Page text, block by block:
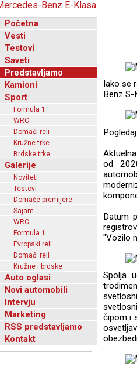
Početna
Vesti
Testovi
Saveti
Predstavljamo
Kamioni
Sport
Formula 1
WRC
Domaći reli
Kružne trke
Brdske trke
Galerije
Noviteti
Testovi
Domaće premijere
Sajam
WRC
Formula 1
Evropski reli
Domaći reli
Kružne i brdske
Auto oglasi
Novi automobili
Intervju
Marketing
RSS predstavljamo
Kontakt
Iako se
Benz S-
od
Datum
"Vozilo
Spolja
čipom i